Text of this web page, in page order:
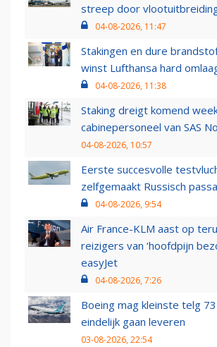
streep door
04-08-2026, 11:47
Stakingen en dure
winst Lufthansa hard
04-08-2026, 11:38
Staking dreigt komend
cabinepersoneel van SAS
04-08-2026, 10:57
Eerste succesvolle
zelfgemaakt Russisch
04-08-2026, 9:54
Air France-KLM aast op
reizigers van ‘hoofdpijn
easyJet
04-08-2026, 7:26
Boeing mag kleinste telg
eindelijk gaan leveren
03-08-2026, 22:54